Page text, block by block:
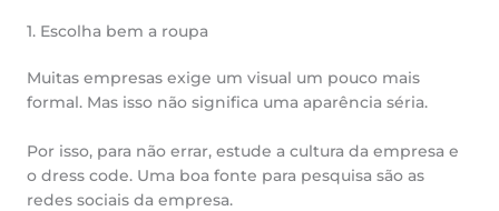
1. Escolha bem a roupa
Muitas empresas exige um visual um pouco mais
formal. Mas isso não significa uma aparência séria.
Por isso, para não errar, estude a cultura da empresa e
o dress code. Uma boa fonte para pesquisa são as
redes sociais da empresa.